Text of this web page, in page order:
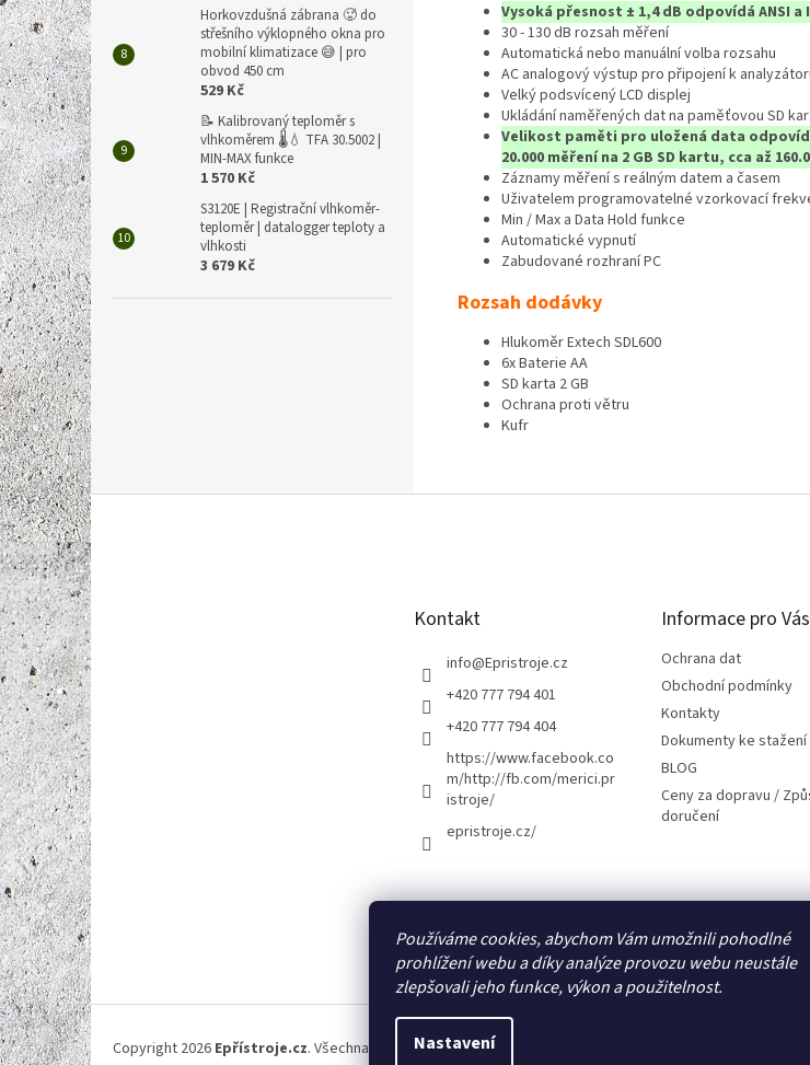
Používáme cookies, abychom Vám umožnili pohodlné
prohlížení webu a díky analýze provozu webu neustále
zlepšovali jeho funkce, výkon a použitelnost.
Nastavení
Horkovzdušná zábrana 🥵 do
střešního výklopného okna pro
mobilní klimatizace 😅 | pro
obvod 450 cm
529 Kč
📝 Kalibrovaný teploměr s
vlhkoměrem 🌡️💧 TFA 30.5002 |
MIN-MAX funkce
1 570 Kč
S3120E | Registrační vlhkoměr-
teploměr | datalogger teploty a
vlhkosti
3 679 Kč
Vysoká přesnost ± 1,4 dB odpovídá ANSI a
30 - 130 dB rozsah měření
Automatická nebo manuální volba rozsahu
AC analogový výstup pro připojení k
Velký podsvícený LCD displej
Ukládání naměřených dat na paměťovou SD
Velikost paměti pro uložená data
20.000 měření na 2 GB SD kartu, cca až
Záznamy měření s reálným datem a časem
Uživatelem programovatelné vzorkovací
Min / Max a Data Hold funkce
Automatické vypnutí
Zabudované rozhraní PC
Rozsah dodávky
Hlukoměr Extech SDL600
6x Baterie AA
SD karta 2 GB
Ochrana proti větru
Kufr
Z
á
p
a
t
í Kontakt
info@Epristroje.cz
+420 777 794 401
+420 777 794 404
https://www.facebook.co
m/http://fb.com/merici.pr
istroje/
epristroje.cz/
Informace pro Vás
Ochrana dat
Obchodní podmínky
Kontakty
Dokumenty ke stažení
BLOG
Ceny za dopravu /
doručení
Kalibrace.info
Copyright 2026 Epřístroje.cz. Všechna práva vyhrazena.Upravit nastavení cookies